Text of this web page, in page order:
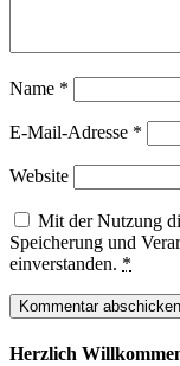
Name *
E-Mail-Adresse *
Website
Mit der Nutzung
Speicherung und
einverstanden. *
Herzlich